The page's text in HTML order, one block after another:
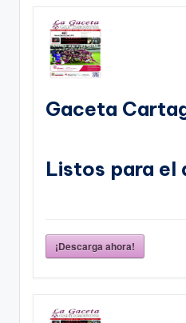
Gaceta
Listos para el
¡Descarga ahora!